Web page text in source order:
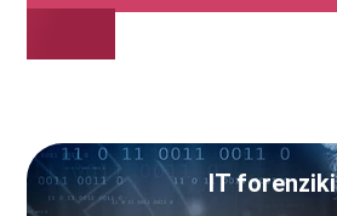
IT forenziki